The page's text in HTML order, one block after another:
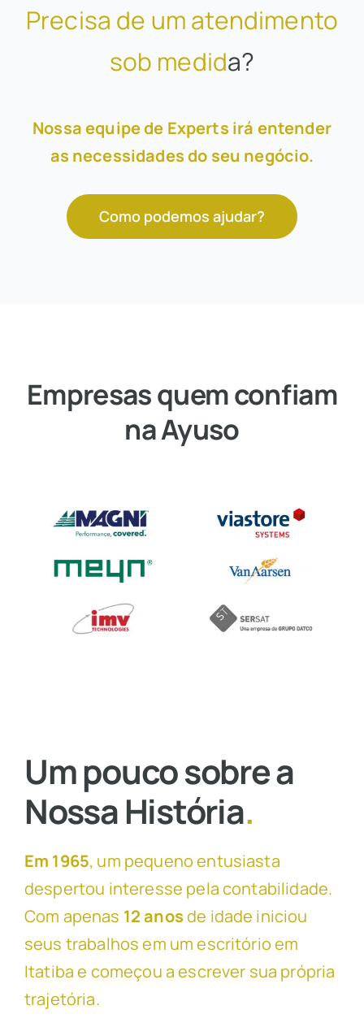
Precisa de um atendimento
sob medida?
Nossa equipe de Experts irá entender
as necessidades do seu negócio.
Como podemos ajudar?
Empresas quem confiam
na Ayuso
Um pouco sobre a
Nossa História.
Em 1965, um pequeno entusiasta
despertou interesse pela contabilidade.
Com apenas 12 anosde idade iniciou
seus trabalhos em um escritório em
Itatiba e começou a escrever sua própria
trajetória.